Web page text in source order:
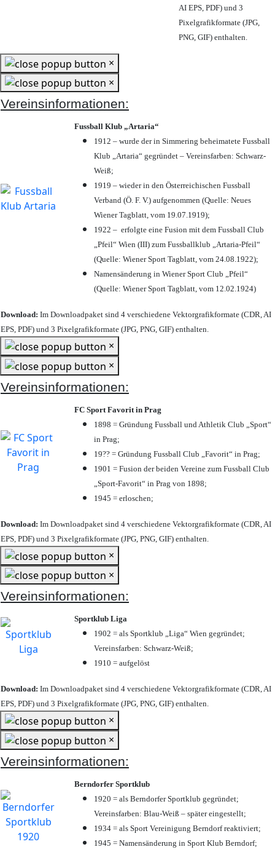
AI EPS, PDF) und 3
Pixelgrafikformate (JPG,
PNG, GIF) enthalten.
×
×
Vereinsinformationen:
Fussball Klub „Artaria“
1912 – wurde der in Simmering beheimatete Fussball
Klub „Artaria“ gegründet – Vereinsfarben: Schwarz-
Weiß;
1919 – wieder in den Österreichischen Fussball
Verband (Ö. F. V.) aufgenommen (Quelle: Neues
Wiener Tagblatt, vom 19.07.1919);
1922 – erfolgte eine Fusion mit dem Fussball Club
„Pfeil“ Wien (III) zum Fussballklub „Artaria-Pfeil“
(Quelle: Wiener Sport Tagblatt, vom 24.08.1922);
Namensänderung in Wiener Sport Club „Pfeil“
(Quelle: Wiener Sport Tagblatt, vom 12.02.1924)
Download: Im Downloadpaket sind 4 verschiedene Vektorgrafikformate (CDR, AI
EPS, PDF) und 3 Pixelgrafikformate (JPG, PNG, GIF) enthalten.
×
×
Vereinsinformationen:
FC Sport Favorit in Prag
1898 = Gründung Fussball und Athletik Club „Sport“
in Prag;
19?? = Gründung Fussball Club „Favorit“ in Prag;
1901 = Fusion der beiden Vereine zum Fussball Club
„Sport-Favorit“ in Prag von 1898;
1945 = erloschen;
Download: Im Downloadpaket sind 4 verschiedene Vektorgrafikformate (CDR, AI
EPS, PDF) und 3 Pixelgrafikformate (JPG, PNG, GIF) enthalten.
×
×
Vereinsinformationen:
Sportklub Liga
1902 = als Sportklub „Liga“ Wien gegründet;
Vereinsfarben: Schwarz-Weiß;
1910 = aufgelöst
Download: Im Downloadpaket sind 4 verschiedene Vektorgrafikformate (CDR, AI
EPS, PDF) und 3 Pixelgrafikformate (JPG, PNG, GIF) enthalten.
×
×
Vereinsinformationen:
Berndorfer Sportklub
1920 = als Berndorfer Sportklub gegründet;
Vereinsfarben: Blau-Weiß – später eingestellt;
1934 = als Sport Vereinigung Berndorf reaktiviert;
1945 = Namensänderung in Sport Klub Berndorf;